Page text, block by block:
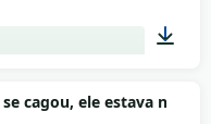
00:01
cagou, ele estava no